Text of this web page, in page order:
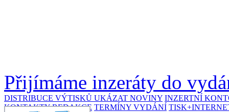
Přijímáme inzeráty do
DISTRIBUCE VÝTISKŮ UKÁZAT NOVINY INZERTNÍ
KONTAKTY REDAKCE TERMÍNY VYDÁNÍ